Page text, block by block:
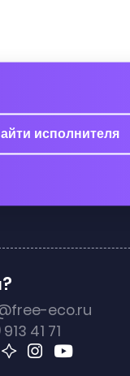
исполнителя
eco.ru
41 71